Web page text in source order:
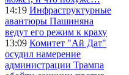
14:19 Инфраструктурные
авантюры Пашиняна
ведут его режим к краху
13:09 Комитет "Ай Дат"
осудил намерение
администрации Трампа